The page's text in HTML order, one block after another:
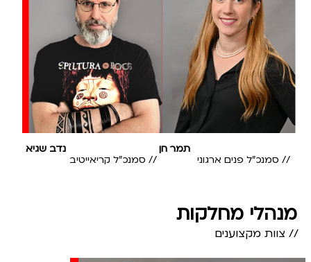
תמר חן
// סמנכ"ל פנים ארגוני
נדב שגיא
// סמנכ"ל קריאייטיב
מנהלי מחלקות
// צוות מקצוענים